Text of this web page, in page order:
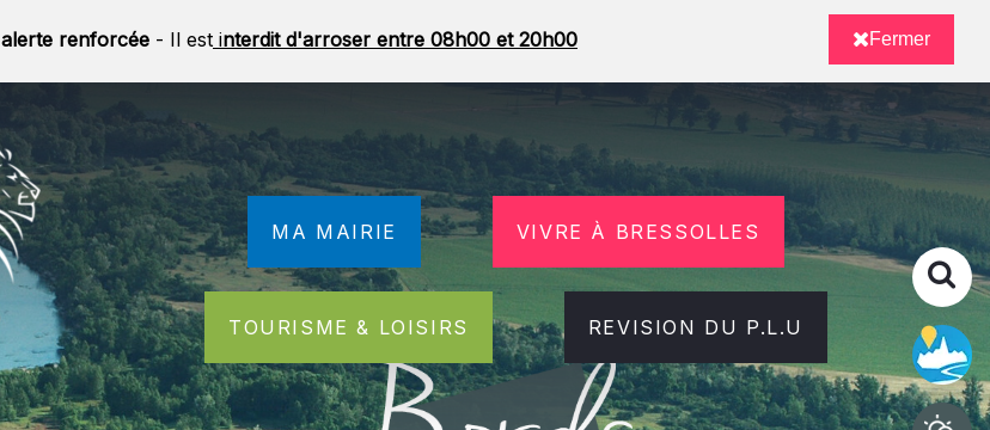
alerte renforcée - Il est interdit d'arroser entre 08h00 et 20h00 Fermer
MA MAIRIE VIVRE À BRESSOLLES
TOURISME & LOISIRS REVISION DU P.L.U